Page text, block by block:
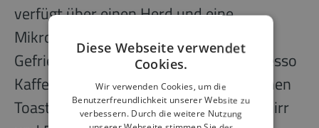
verfügt über einen Herd und eine
Mikrowelle, einen Kühlschrank mit
Gefrierfach, eine Spülmaschine, Nespresso
Kaffeemaschine, Wasserkocher und einen
Toaster. Töpfe, Pfannen, Designergeschirr
Diese Webseite verwendet
Cookies.
Wir verwenden Cookies, um die
Benutzerfreundlichkeit unserer Website zu
verbessern. Durch die weitere Nutzung